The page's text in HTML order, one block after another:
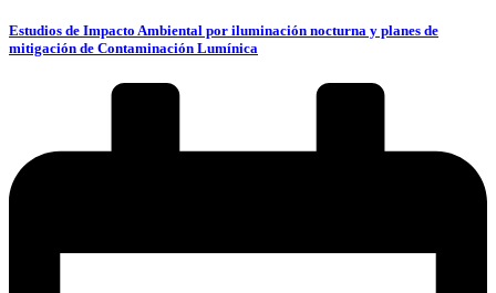
Estudios de Impacto Ambiental por iluminación nocturna y planes de
mitigación de Contaminación Lumínica